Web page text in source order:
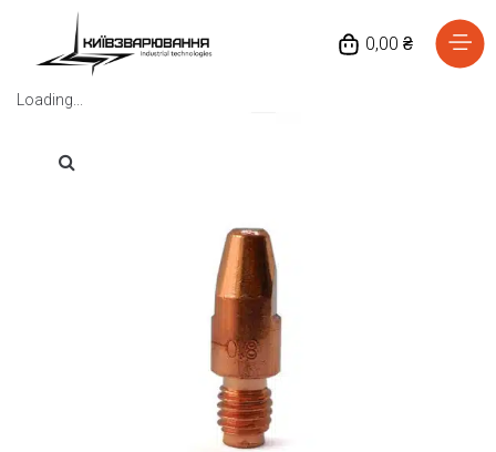
0,00 ₴
Loading...
Доставка та оплата
Повернення та обмін